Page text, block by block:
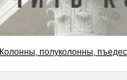
Колонны, полуколонны,